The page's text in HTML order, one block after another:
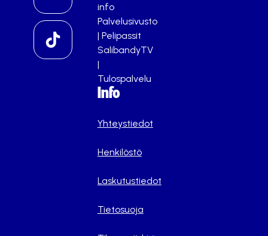
info
Palvelusivusto
| Pelipassit
SalibandyTV
|
Tulospalvelu
Info
Yhteystiedot
Henkilöstö
Laskutustiedot
Tietosuoja